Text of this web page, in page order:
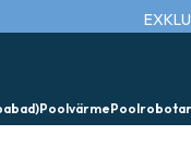
PoolvärmePoolrobotar